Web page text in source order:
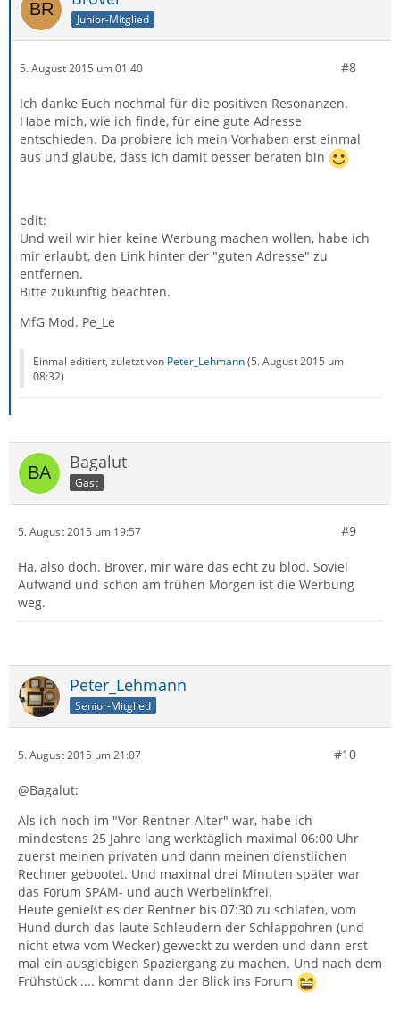
Junior-Mitglied
5. August 2015 um 01:40 #8
Ich danke Euch nochmal für die positiven Resonanzen.
Habe mich, wie ich finde, für eine gute Adresse
entschieden. Da probiere ich mein Vorhaben erst einmal
aus und glaube, dass ich damit besser beraten bin
edit:
Und weil wir hier keine Werbung machen wollen, habe ich
mir erlaubt, den Link hinter der "guten Adresse" zu
entfernen.
Bitte zukünftig beachten.
MfG Mod. Pe_Le
Einmal editiert, zuletzt von Peter_Lehmann(5. August 2015 um
08:32)
Bagalut
Gast
5. August 2015 um 19:57 #9
Ha, also doch. Brover, mir wäre das echt zu blöd. Soviel
Aufwand und schon am frühen Morgen ist die Werbung
weg.
Peter_Lehmann
Senior-Mitglied
5. August 2015 um 21:07 #10
@Bagalut:
Als ich noch im "Vor-Rentner-Alter" war, habe ich
mindestens 25 Jahre lang werktäglich maximal 06:00 Uhr
zuerst meinen privaten und dann meinen dienstlichen
Rechner gebootet. Und maximal drei Minuten später war
das Forum SPAM- und auch Werbelinkfrei.
Heute genießt es der Rentner bis 07:30 zu schlafen, vom
Hund durch das laute Schleudern der Schlappohren (und
nicht etwa vom Wecker) geweckt zu werden und dann erst
mal ein ausgiebigen Spaziergang zu machen. Und nach dem
Frühstück .... kommt dann der Blick ins Forum